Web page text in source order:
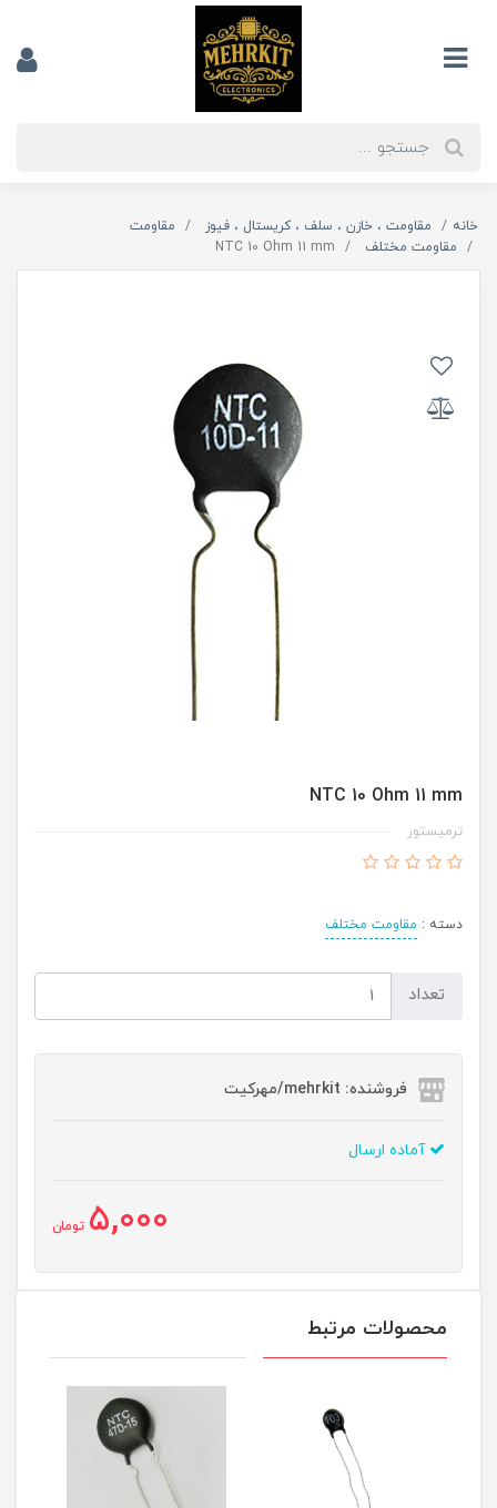
خانه مقاومت ، خازن ، سلف ، کریستال ، فیوز
مقاومت
مقاومت مختلف
NTC 10 Ohm 11 mm
NTC 10 Ohm 11 mm
ترمیستور
دسته : مقاومت مختلف
تعداد
فروشنده: mehrkit/مهرکیت
آماده ارسال
5,000 تومان
محصولات مرتبط